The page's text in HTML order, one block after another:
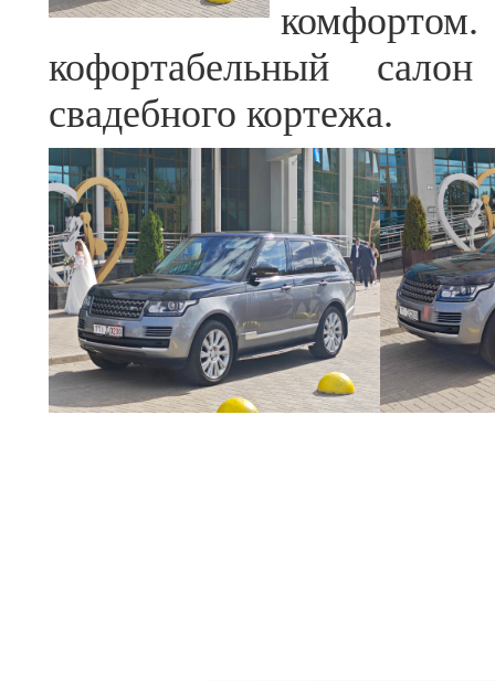
кофортабельный
свадебного кортежа.